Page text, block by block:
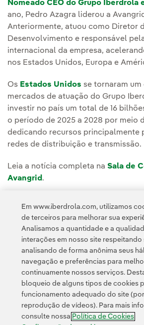
Nomeado CEO do Grupo Iberdrola
ano, Pedro Azagra liderou a
Anteriormente, atuou como Diretor
Desenvolvimento e responsável
internacional da empresa,
nos Estados Unidos, Europa e
Os Estados Unidos se tornaram
mercados de atuação do Grupo
investir no país um total de 16
o período de 2025 a 2028 por meio
dedicando recursos principalmente
redes de distribuição e transmissão.
Leia a notícia completa na Sala de
Avangrid .
Política de Privacidade
Transparência no uso da IA Política de cookies
Acessibilidade Canal de
Em www.iberdrola.com, utilizamos
de terceiros para melhorar sua
Analisamos a quantidade e a
interações em nosso site respeitando
analisando de forma anônima seus
navegação e preferências para
continuamente nossos serviços.
bloqueio de alguns tipos de cookies
funcionamento adequado do site
reprodução de vídeos). Para mais
consulte nossa Política de Cookies